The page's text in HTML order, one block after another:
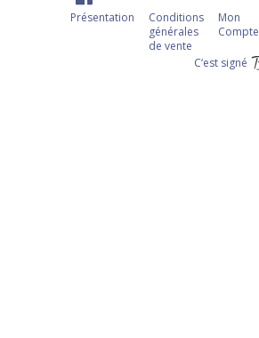
Présentation
Conditions
générales
de vente
Mon
Compte
C‘est signé